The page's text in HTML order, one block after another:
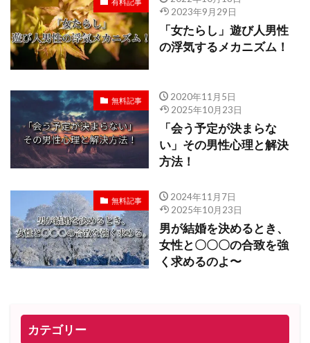
有料記事
2023年9月29日
「女たらし」遊び人男性
の浮気するメカニズム！
無料記事
2020年11月5日
2025年10月23日
「会う予定が決まらな
い」その男性心理と解決
方法！
無料記事
2024年11月7日
2025年10月23日
男が結婚を決めるとき、
女性と〇〇〇の合致を強
く求めるのよ〜
カテゴリー